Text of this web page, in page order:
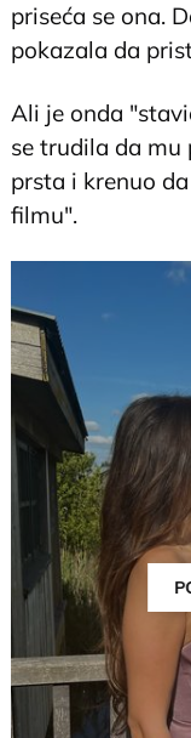
priseća se ona.
pokazala da
Ali je onda
se trudila da mu
prsta i krenuo
filmu".